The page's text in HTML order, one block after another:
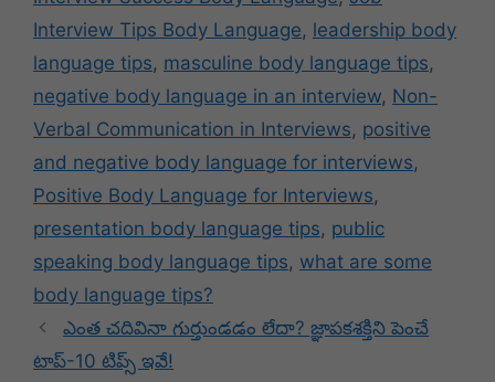
Interview Tips Body Language, leadership body
language tips, masculine body language tips,
negative body language in an interview, Non-
Verbal Communication in Interviews, positive
and negative body language for interviews,
Positive Body Language for Interviews,
presentation body language tips, public
speaking body language tips, what are some
body language tips?
ఎంత చదివినా గుర్తుండడం లేదా? జ్ఞాపకశక్తిని పెంచే
టాప్​-10 టిప్స్​ ఇవే!